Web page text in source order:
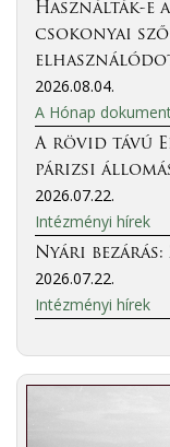
Használták-e
csokonyai
2026.08.04.
A Hónap
A rövid távú
párizsi
2026.07.22.
Intézményi hírek
Nyári bezárás:
2026.07.22.
Intézményi hírek